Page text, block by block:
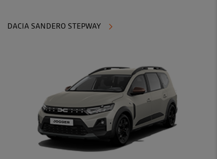
DACIA SANDERO STEPWAY